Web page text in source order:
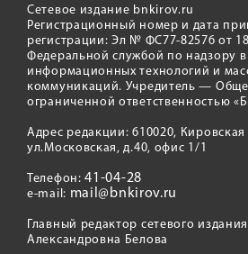
Сетевое издание bnkirov.ru
Регистрационный номер и дата
регистрации: Эл № ФС77-82576 от
Федеральной службой по надзору в
информационных технологий и
коммуникаций. Учредитель —
ограниченной ответственностью
Адрес редакции: 610020, Кировская
ул.Московская, д.40, офис 1/1
Телефон:41-04-28
e-mail: mail@bnkirov.ru
Главный редактор сетевого
Александровна Белова